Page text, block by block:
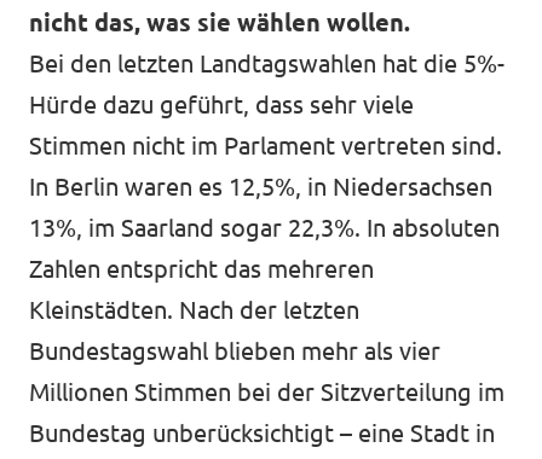
nicht das, was sie wählen wollen.
Bei den letzten Landtagswahlen hat die 5%-
Hürde dazu geführt, dass sehr viele
Stimmen nicht im Parlament vertreten sind.
In Berlin waren es 12,5%, in Niedersachsen
13%, im Saarland sogar 22,3%. In absoluten
Zahlen entspricht das mehreren
Kleinstädten. Nach der letzten
Bundestagswahl blieben mehr als vier
Millionen Stimmen bei der Sitzverteilung im
Bundestag unberücksichtigt – eine Stadt in